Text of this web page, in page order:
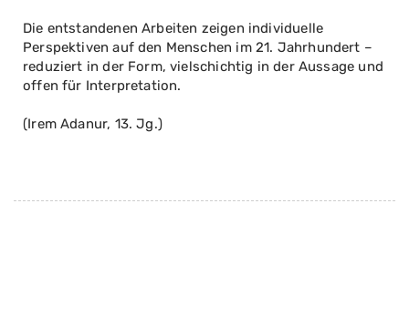
Die entstandenen Arbeiten zeigen individuelle
Perspektiven auf den Menschen im 21. Jahrhundert –
reduziert in der Form, vielschichtig in der Aussage und
offen für Interpretation.
(Irem Adanur, 13. Jg.)